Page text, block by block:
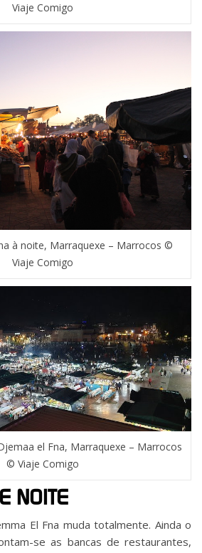
Viaje Comigo
à noite, Marraquexe – Marrocos ©
Viaje Comigo
el Fna, Marraquexe – Marrocos
© Viaje Comigo
NOITE
El Fna muda totalmente. Ainda o
se as bancas de restaurantes,